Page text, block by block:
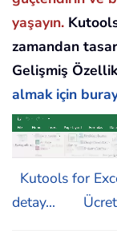
yaşayın.
zamandan
Gelişmiş
almak için
Kutools for
detay...